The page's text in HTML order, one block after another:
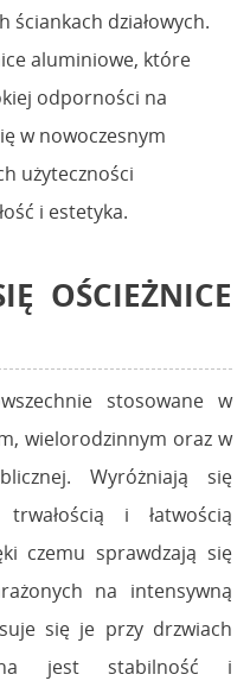
ściankach działowych.
aluminiowe, które
odporności na
w nowoczesnym
użyteczności
i estetyka.
OŚCIEŻNICE
stosowane w
wielorodzinnym oraz w
Wyróżniają się
i łatwością
czemu sprawdzają się
na intensywną
się je przy drzwiach
jest stabilność i